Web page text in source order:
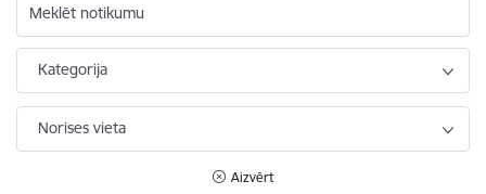
Meklēt notikumu
Kategorija
Norises vieta
Aizvērt